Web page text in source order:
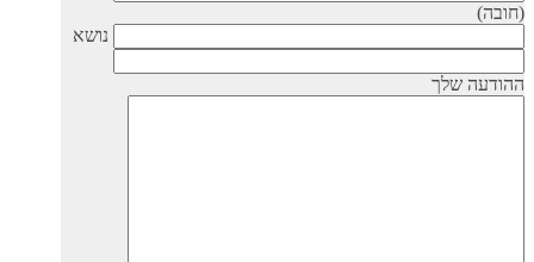
(חובה)
נושא
ההודעה שלך